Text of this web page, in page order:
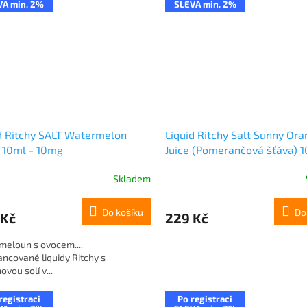
min. 2%
Ritchy SALT Watermelon
- 10mg
Skladem
Do košíku
s ovocem....
liquidy Ritchy s
solí v...
SLEVA min. 2%
Liquid Ritchy Salt Sunny
Juice (Pomerančová šťáva)
229 Kč
Po registraci